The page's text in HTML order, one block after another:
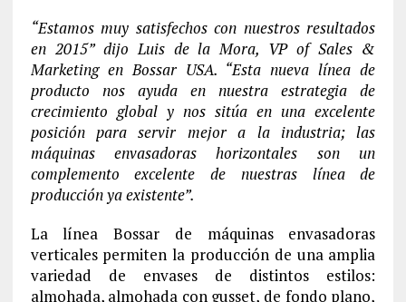
“Estamos muy satisfechos con nuestros resultados
en 2015” dijo Luis de la Mora, VP of Sales &
Marketing en Bossar USA. “Esta nueva línea de
producto nos ayuda en nuestra estrategia de
crecimiento global y nos sitúa en una excelente
posición para servir mejor a la industria; las
máquinas envasadoras horizontales son un
complemento excelente de nuestras línea de
producción ya existente”.
La línea Bossar de máquinas envasadoras
verticales permiten la producción de una amplia
variedad de envases de distintos estilos:
almohada, almohada con gusset, de fondo plano,